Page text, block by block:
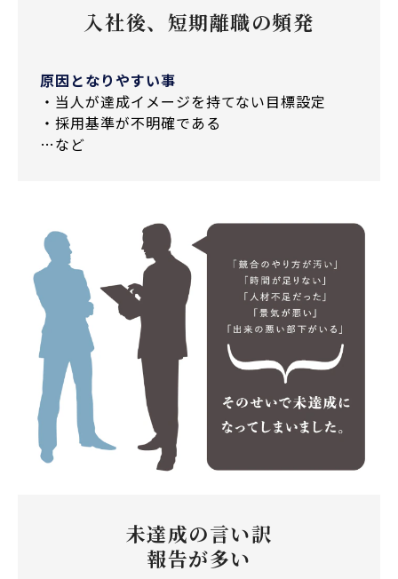
入社後、短期離職の頻発
原因となりやすい事
・当人が達成イメージを持てない目標設定
・採用基準が不明確である
…など
未達成の言い訳
報告が多い